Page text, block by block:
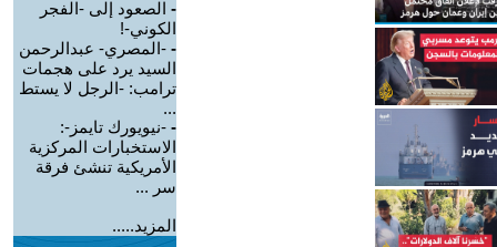
- الصعود إلى -الفجر
الكوني-!
- -المصري- عبدالرحمن
السيد يرد على هجمات
ترامب: -الرجل لا يستط
...
- -نيويورك تايمز-:
الاستخبارات المركزية
الأمريكية تنشئ فرقة
سر ...
المزيد.....